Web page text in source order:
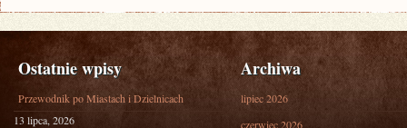
Ostatnie wpisy
Przewodnik po Miastach i Dzielnicach
13 lipca, 2026
Archiwa
lipiec 2026
czerwiec 2026